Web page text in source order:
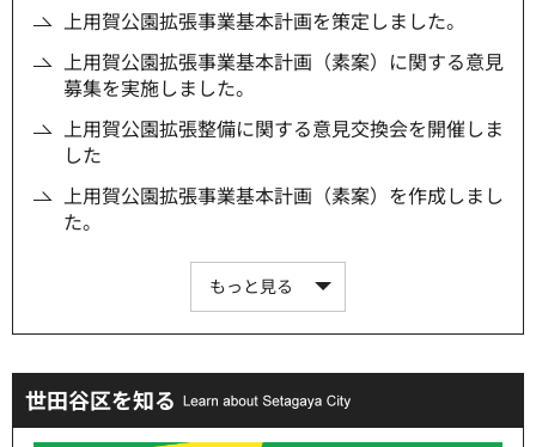
上用賀公園拡張事業基本計画を策定しました。
上用賀公園拡張事業基本計画（素案）に関する意見
募集を実施しました。
上用賀公園拡張整備に関する意見交換会を開催しま
した
上用賀公園拡張事業基本計画（素案）を作成しまし
た。
もっと見る
世田谷区を知る